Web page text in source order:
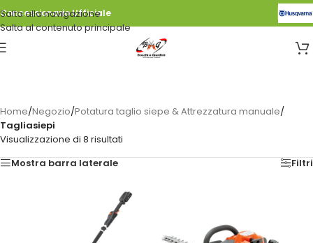
Salta alla navigazione
Salta al contenuto principale
Concessionario Ufficiale
Home/Negozio/Potatura taglio siepe & Attrezzatura manuale/
Tagliasiepi
Visualizzazione di 8 risultati
Mostra barra laterale
Filtri